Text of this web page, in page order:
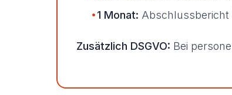
•1 Monat: Abschlussbericht
Zusätzlich DSGVO: Bei